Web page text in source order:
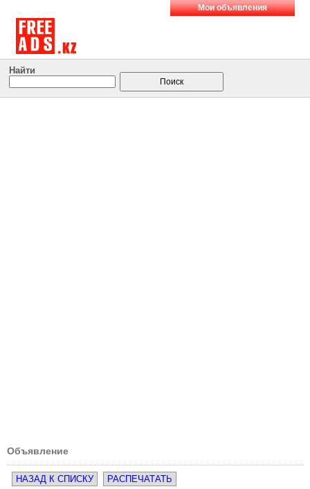
Мои объявления
Найти
Объявление
НАЗАД К СПИСКУ РАСПЕЧАТАТЬ